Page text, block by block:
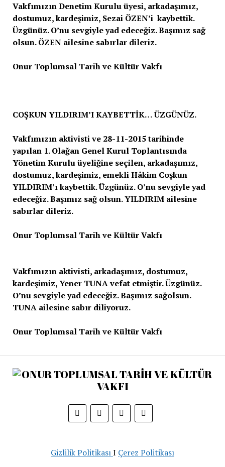
Vakfımızın Denetim Kurulu üyesi, arkadaşımız,
dostumuz, kardeşimiz, Sezai ÖZEN’i kaybettik.
Üzgünüz. O’nu sevgiyle yad edeceğiz. Başımız sağ
olsun. ÖZEN ailesine sabırlar dileriz.
Onur Toplumsal Tarih ve Kültür Vakfı
COŞKUN YILDIRIM’I KAYBETTİK… ÜZGÜNÜZ.
Vakfımızın aktivisti ve 28-11-2015 tarihinde
yapılan 1. Olağan Genel Kurul Toplantısında
Yönetim Kurulu üyeliğine seçilen, arkadaşımız,
dostumuz, kardeşimiz, emekli Hâkim Coşkun
YILDIRIM’ı kaybettik. Üzgünüz. O’nu sevgiyle yad
edeceğiz. Başımız sağ olsun. YILDIRIM ailesine
sabırlar dileriz.
Onur Toplumsal Tarih ve Kültür Vakfı
Vakfımızın aktivisti, arkadaşımız, dostumuz,
kardeşimiz, Yener TUNA vefat etmiştir. Üzgünüz.
O’nu sevgiyle yad edeceğiz. Başımız sağolsun.
TUNA ailesine sabır diliyoruz.
Onur Toplumsal Tarih ve Kültür Vakfı
Gizlilik PolitikasıI Çerez Politikası